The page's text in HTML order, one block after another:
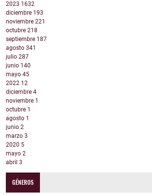
2023 1632
diciembre 193
noviembre 221
octubre 218
septiembre 187
agosto 341
julio 287
junio 140
mayo 45
2022 12
diciembre 4
noviembre 1
octubre 1
agosto 1
junio 2
marzo 3
2020 5
mayo 2
abril 3
GÉNEROS